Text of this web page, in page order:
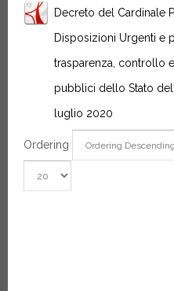
Decreto del Cardinale
Disposizioni Urgenti e
trasparenza, controllo
pubblici dello Stato
luglio 2020
Ordering